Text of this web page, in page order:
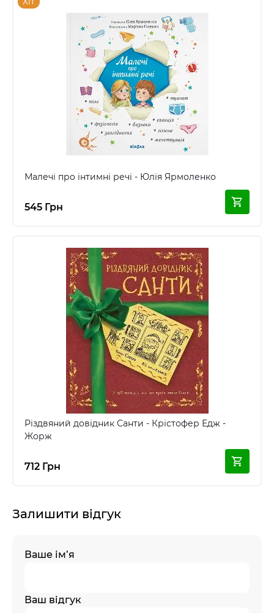
Малечі про інтимні речі - Юлія Ярмоленко
545 Грн
Різдвяний довідник Санти - Крістофер Едж -
Жорж
712 Грн
Залишити відгук
Ваше ім’я
Ваш відгук